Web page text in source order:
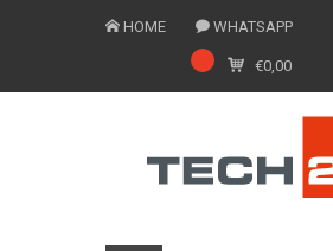
HOME WHATSAPP
€0,00